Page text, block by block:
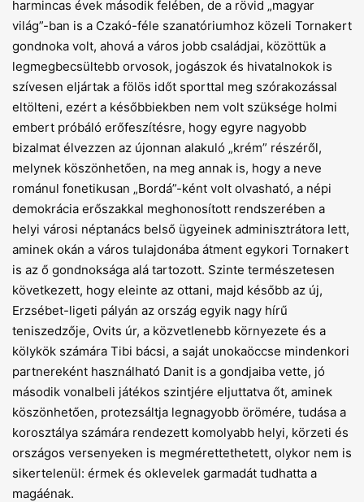
harmincas évek második felében, de a rövid „magyar
világ”-ban is a Czakó-féle szanatóriumhoz közeli Tornakert
gondnoka volt, ahová a város jobb családjai, közöttük a
legmegbecsültebb orvosok, jogászok és hivatalnokok is
szívesen eljártak a fölös időt sporttal meg szórakozással
eltölteni, ezért a későbbiekben nem volt szüksége holmi
embert próbáló erőfeszítésre, hogy egyre nagyobb
bizalmat élvezzen az újonnan alakuló „krém” részéről,
melynek köszönhetően, na meg annak is, hogy a neve
románul fonetikusan „Bordá”-ként volt olvasható, a népi
demokrácia erőszakkal meghonosított rendszerében a
helyi városi néptanács belső ügyeinek adminisztrátora lett,
aminek okán a város tulajdonába átment egykori Tornakert
is az ő gondnoksága alá tartozott. Szinte természetesen
következett, hogy eleinte az ottani, majd később az új,
Erzsébet-ligeti pályán az ország egyik nagy hírű
teniszedzője, Ovits úr, a közvetlenebb környezete és a
kölykök számára Tibi bácsi, a saját unokaöccse mindenkori
partnereként használható Danit is a gondjaiba vette, jó
második vonalbeli játékos szintjére eljuttatva őt, aminek
köszönhetően, protezsáltja legnagyobb örömére, tudása a
korosztálya számára rendezett komolyabb helyi, körzeti és
országos versenyeken is megmérettethetett, olykor nem is
sikertelenül: érmek és oklevelek garmadát tudhatta a
magáénak.